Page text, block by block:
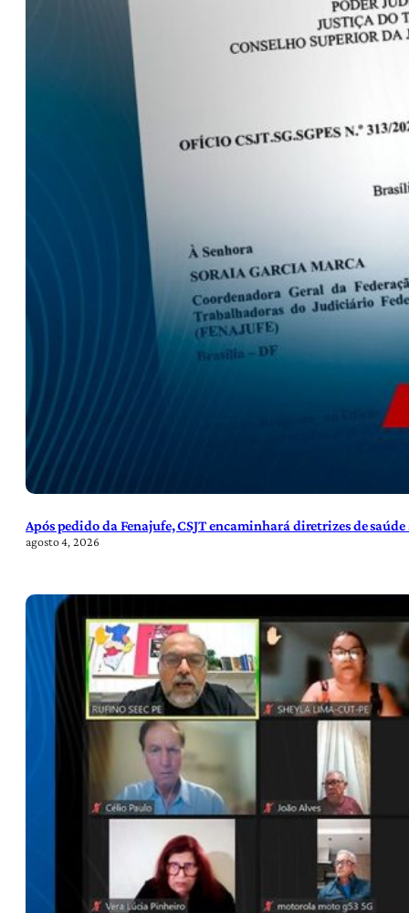
Após pedido da Fenajufe, CSJT encaminhará diretrizes de
agosto 4, 2026